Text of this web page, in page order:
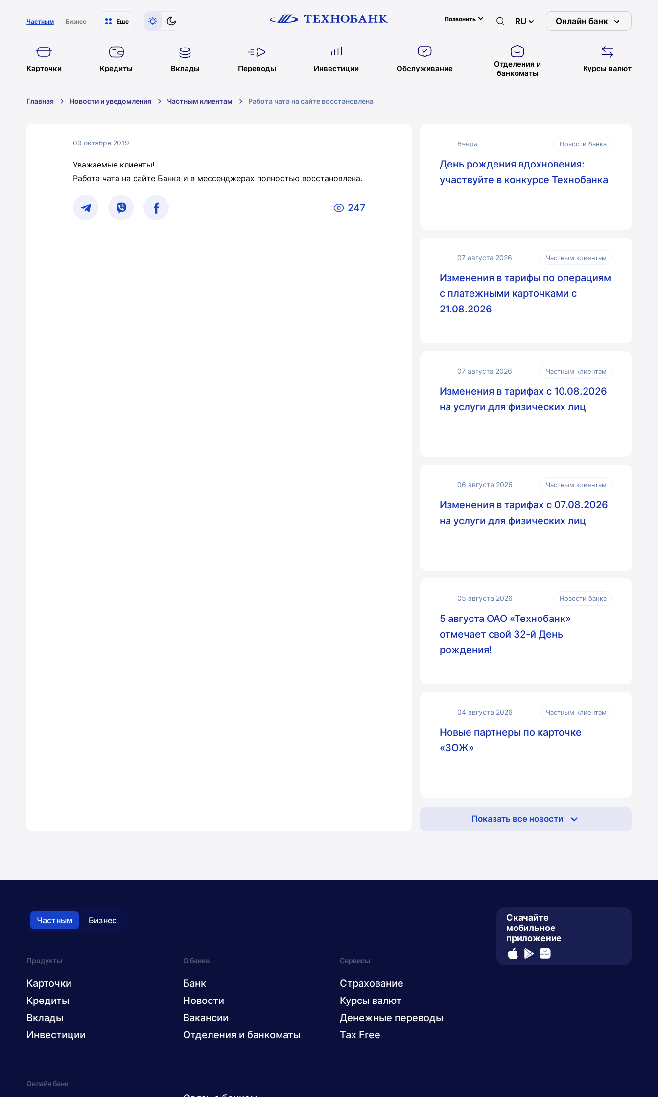
Частным Бизнес Еще Позвонить RU Онлайн банк
Карточки Кредиты Вклады Переводы Инвестиции Обслуживание
Отделения и
банкоматы
Курсы валют
Главная Новости и уведомления Частным клиентам Работа чата на сайте восстановлена
09 октября 2019
Уважаемые клиенты!
Работа чата на сайте Банка и в мессенджерах полностью восстановлена.
247
Вчера Новости банка
День рождения вдохновения:
участвуйте в конкурсе Технобанка
07 августа 2026 Частным клиентам
Изменения в тарифы по операциям
с платежными карточками с
21.08.2026
07 августа 2026 Частным клиентам
Изменения в тарифах с 10.08.2026
на услуги для физических лиц
06 августа 2026 Частным клиентам
Изменения в тарифах с 07.08.2026
на услуги для физических лиц
05 августа 2026 Новости банка
5 августа ОАО «Технобанк»
отмечает свой 32-й День
рождения!
04 августа 2026 Частным клиентам
Новые партнеры по карточке
«ЗОЖ»
Показать все новости
Частным Бизнес
Продукты
Карточки
Кредиты
Вклады
Инвестиции
О банке
Банк
Новости
Вакансии
Отделения и банкоматы
Сервисы
Страхование
Курсы валют
Денежные переводы
Tax Free
Онлайн банк
Скачайте
мобильное
приложение